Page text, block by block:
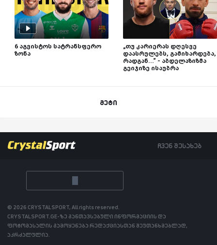
6 აგვისტოს სატრანსფერო
ზონა
„თუ კარიერას დღესვე
დაასრულებს, გამიხარდება,
რადგან...“ - აბდელაზიზმა
გეიჯიზე ისაუბრა
მეტი
ჩვენ შესახებ
© 2026 CRYSTALSPORT, All rights reserved.
CRYSTALSPORT.GE-ზე განთავსებული ინფორმაციის და
ფოტომასალის გამოყენება რედაქციასთან შეუთანხმებლად,
აკრძალულია.